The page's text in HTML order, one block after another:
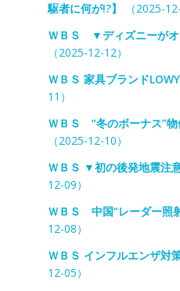
駆者に何が!?】
（2025-
ＷＢＳ ▼ディズニーがオ
（2025-12-12）
ＷＢＳ 家具ブランド
11）
ＷＢＳ “冬のボーナス”物
（2025-12-10）
ＷＢＳ ▼初の後発地震注
12-09）
ＷＢＳ 中国“レーダー照
12-08）
ＷＢＳ インフルエンザ対
12-05）